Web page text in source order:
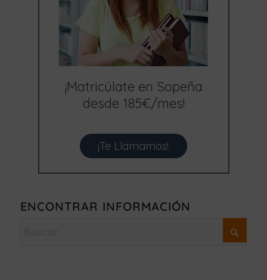
¡Matricúlate en Sopeña
desde 185€/mes!
¡Te Llamamos!
ENCONTRAR INFORMACIÓN